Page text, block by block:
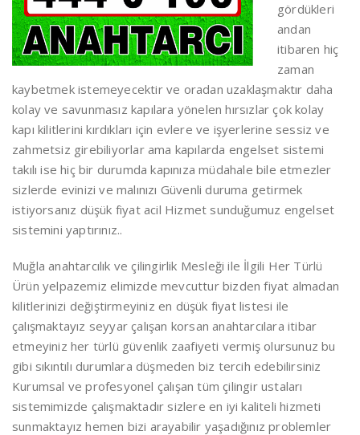
gördükleri
andan
itibaren hiç
zaman
kaybetmek istemeyecektir ve oradan uzaklaşmaktır daha
kolay ve savunmasız kapılara yönelen hırsızlar çok kolay
kapı kilitlerini kırdıkları için evlere ve işyerlerine sessiz ve
zahmetsiz girebiliyorlar ama kapılarda engelset sistemi
takılı ise hiç bir durumda kapınıza müdahale bile etmezler
sizlerde evinizi ve malınızı Güvenli duruma getirmek
istiyorsanız düşük fiyat acil Hizmet sunduğumuz engelset
sistemini yaptırınız..
Muğla anahtarcılık ve çilingirlik Mesleği ile İlgili Her Türlü
Ürün yelpazemiz elimizde mevcuttur bizden fiyat almadan
kilitlerinizi değiştirmeyiniz en düşük fiyat listesi ile
çalışmaktayız seyyar çalışan korsan anahtarcılara itibar
etmeyiniz her türlü güvenlik zaafiyeti vermiş olursunuz bu
gibi sıkıntılı durumlara düşmeden biz tercih edebilirsiniz
Kurumsal ve profesyonel çalışan tüm çilingir ustaları
sistemimizde çalışmaktadır sizlere en iyi kaliteli hizmeti
sunmaktayız hemen bizi arayabilir yaşadığınız problemler